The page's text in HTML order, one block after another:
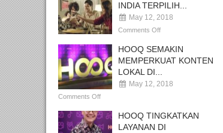
INDIA TERPILIH...
May 12, 2018
Comments Off
HOOQ SEMAKIN
MEMPERKUAT KONTEN
LOKAL DI...
May 12, 2018
Comments Off
HOOQ TINGKATKAN
LAYANAN DI